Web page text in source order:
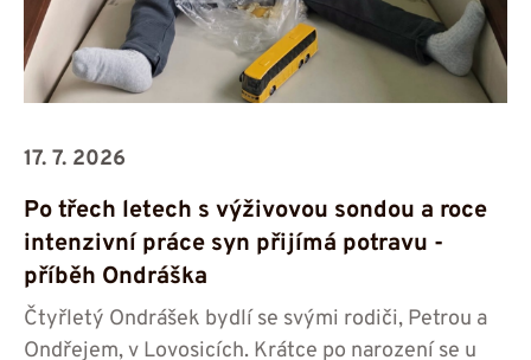
17. 7. 2026
Po třech letech s výživovou sondou a roce
intenzivní práce syn přijímá potravu -⁠⁠⁠⁠⁠⁠
příběh Ondráška
Čtyřletý Ondrášek bydlí se svými rodiči, Petrou a
Ondřejem, v Lovosicích. Krátce po narození se u